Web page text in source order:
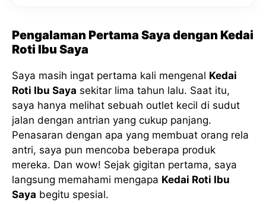
Pengalaman Pertama Saya dengan Kedai
Roti Ibu Saya
Saya masih ingat pertama kali mengenal Kedai
Roti Ibu Saya sekitar lima tahun lalu. Saat itu,
saya hanya melihat sebuah outlet kecil di sudut
jalan dengan antrian yang cukup panjang.
Penasaran dengan apa yang membuat orang rela
antri, saya pun mencoba beberapa produk
mereka. Dan wow! Sejak gigitan pertama, saya
langsung memahami mengapa Kedai Roti Ibu
Saya begitu spesial.